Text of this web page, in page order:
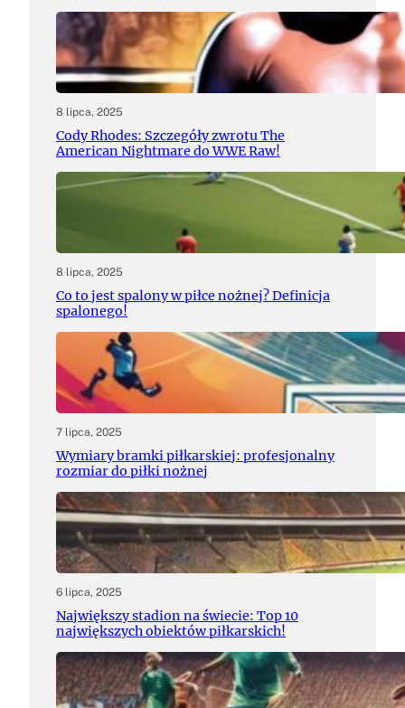
8 lipca, 2025
Cody Rhodes: Szczegóły zwrotu The
American Nightmare do WWE Raw!
8 lipca, 2025
Co to jest spalony w piłce nożnej? Definicja
spalonego!
7 lipca, 2025
Wymiary bramki piłkarskiej: profesjonalny
rozmiar do piłki nożnej
6 lipca, 2025
Największy stadion na świecie: Top 10
największych obiektów piłkarskich!